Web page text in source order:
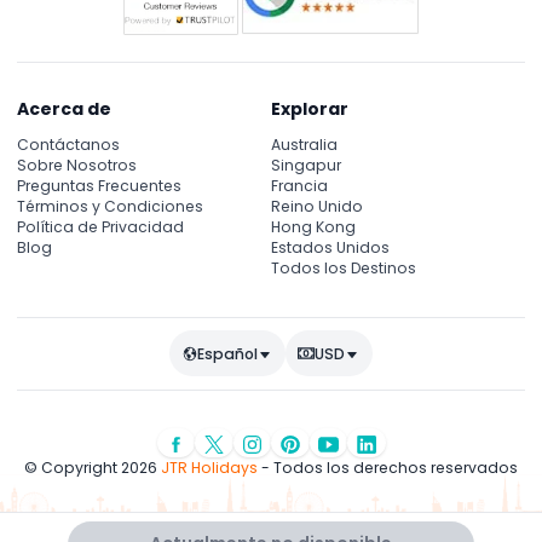
Acerca de
Contáctanos
Sobre Nosotros
Preguntas Frecuentes
Términos y Condiciones
Política de Privacidad
Blog
Explorar
Australia
Singapur
Francia
Reino Unido
Hong Kong
Estados Unidos
Todos los Destinos
Español USD
© Copyright 2026 JTR Holidays - Todos los derechos reservados